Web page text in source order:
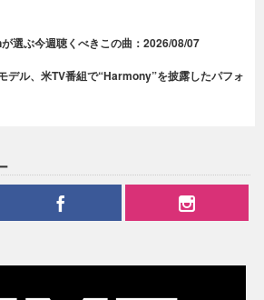
選ぶ今週聴くべきこの曲：2026/08/07
デル、米TV番組で“Harmony”を披露したパフォ